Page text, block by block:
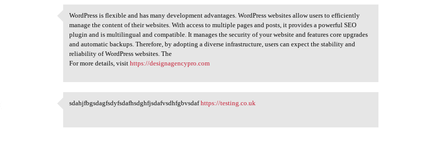
WordPress is flexible and has
WordPress is flexible and has many development advantages. WordPress websites allow users to efficiently
manage the content of their websites. With access to multiple pages and posts, it provides a powerful SEO
plugin and is multilingual and compatible. It manages the security of your website and features core upgrades
and automatic backups. Therefore, by adopting a diverse infrastructure, users can expect the stability and
reliability of WordPress websites. The
For more details, visithttps://designagencypro.com
sdahjfbgsdagfsdyfsdafhsdghfjs
sdahjfbgsdagfsdyfsdafhsdghfjsdafvsdhfgbvsdafhttps://testing.co.uk